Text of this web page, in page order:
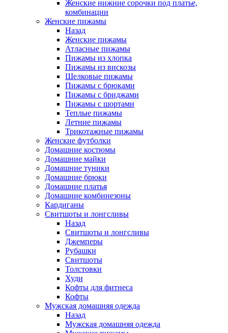
Женские нижние сорочки под платье,
комбинации
Женские пижамы
Назад
Женские пижамы
Атласные пижамы
Пижамы из хлопка
Пижамы из вискозы
Шелковые пижамы
Пижамы с брюками
Пижамы с бриджами
Пижамы с шортами
Теплые пижамы
Летние пижамы
Трикотажные пижамы
Женские футболки
Домашние костюмы
Домашние майки
Домашние туники
Домашние брюки
Домашние платья
Домашние комбинезоны
Кардиганы
Свитшоты и лонгсливы
Назад
Свитшоты и лонгсливы
Джемперы
Рубашки
Свитшоты
Толстовки
Худи
Кофты для фитнеса
Кофты
Мужская домашняя одежда
Назад
Мужская домашняя одежда